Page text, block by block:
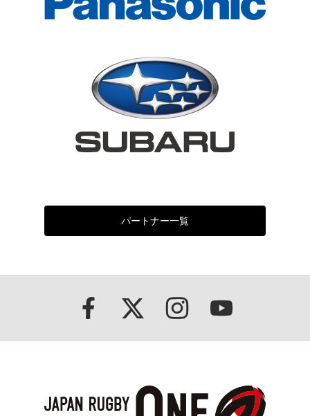
パートナー一覧